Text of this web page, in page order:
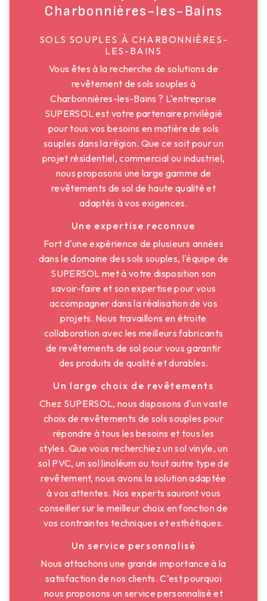
Charbonnières-les-Bains
SOLS SOUPLES À CHARBONNIÈRES-
LES-BAINS
Vous êtes à la recherche de solutions de
revêtement de sols souples à
Charbonnières-les-Bains ? L'entreprise
SUPERSOL est votre partenaire privilégié
pour tous vos besoins en matière de sols
souples dans la région. Que ce soit pour un
projet résidentiel, commercial ou industriel,
nous proposons une large gamme de
revêtements de sol de haute qualité et
adaptés à vos exigences.
Une expertise reconnue
Fort d'une expérience de plusieurs années
dans le domaine des sols souples, l'équipe de
SUPERSOL met à votre disposition son
savoir-faire et son expertise pour vous
accompagner dans la réalisation de vos
projets. Nous travaillons en étroite
collaboration avec les meilleurs fabricants
de revêtements de sol pour vous garantir
des produits de qualité et durables.
Un large choix de revêtements
Chez SUPERSOL, nous disposons d'un vaste
choix de revêtements de sols souples pour
répondre à tous les besoins et tous les
styles. Que vous recherchiez un sol vinyle, un
sol PVC, un sol linoléum ou tout autre type de
revêtement, nous avons la solution adaptée
à vos attentes. Nos experts sauront vous
conseiller sur le meilleur choix en fonction de
vos contraintes techniques et esthétiques.
Un service personnalisé
Nous attachons une grande importance à la
satisfaction de nos clients. C'est pourquoi
nous proposons un service personnalisé et